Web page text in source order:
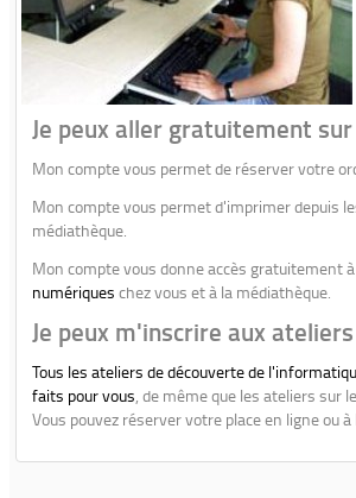
Je peux aller gratuitement
Mon compte vous permet de réserver votre
Mon compte vous permet d'imprimer depuis
médiathèque.
Mon compte vous donne accès gratuitement à
numériques chez vous et à la médiathèque.
Je peux m'inscrire aux ateliers
Tous les ateliers de découverte de
faits pour vous, de même que les ateliers sur
Vous pouvez réserver votre place en ligne ou